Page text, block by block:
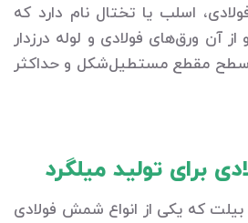
اسلب یا تختال نام دارد که
ورق‌های فولادی و لوله درزدار
سطح مقطع مستطیل‌شکل و حداکثر
برای تولید میلگرد
که یکی از انواع شمش فولادی